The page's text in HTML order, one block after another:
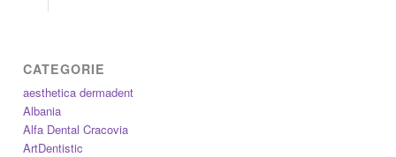
CATEGORIE
aesthetica dermadent
Albania
Alfa Dental Cracovia
ArtDentistic